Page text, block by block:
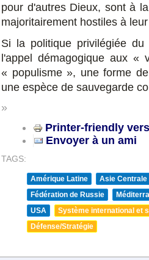
pour d'autres Dieux, sont à
majoritairement hostiles à
Si la politique privilégiée
l'appel démagogique aux «
« populisme », une forme
une espèce de sauvegarde
»
Printer-friendly
Envoyer à un ami
TAGS:
Amérique Latine
Asie Centrale
Fédération de Russie
USA
Système international et
Défense/Stratégie